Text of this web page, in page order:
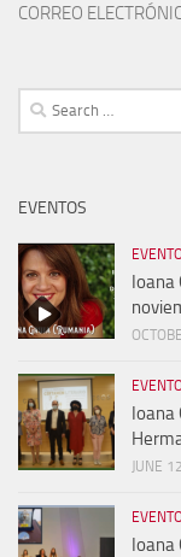
CORREO
Search
for:
EVENTOS
Ioana
Ioana
JUNE
Ioana